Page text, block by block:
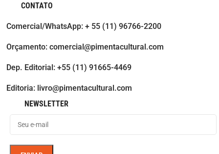
CONTATO
Comercial/WhatsApp: + 55 (11) 96766-2200
Orçamento: comercial@pimentacultural.com
Dep. Editorial: +55 (11) 91665-4469
Editoria: livro@pimentacultural.com
NEWSLETTER